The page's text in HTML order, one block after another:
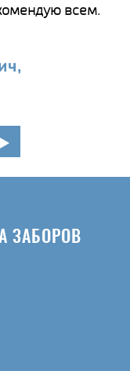
всем.
ЗАБОРОВ